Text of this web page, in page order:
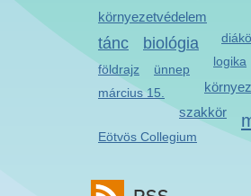
környezetvédelem
tánc biológia
logika
földrajz ünnep
március 15.
szakkör
Eötvös Collegium